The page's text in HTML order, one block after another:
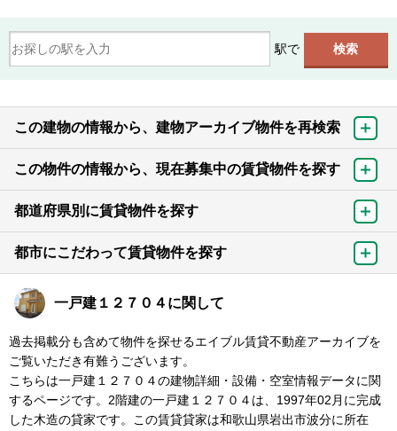
駅で
この建物の情報から、建物アーカイブ物件を再検索
この物件の情報から、現在募集中の賃貸物件を探す
都道府県別に賃貸物件を探す
都市にこだわって賃貸物件を探す
一戸建１２７０４に関して
過去掲載分も含めて物件を探せるエイブル賃貸不動産アーカイブを
ご覧いただき有難うございます。
こちらは一戸建１２７０４の建物詳細・設備・空室情報データに関
するページです。2階建の一戸建１２７０４は、1997年02月に完成
した木造の貸家です。この賃貸貸家は和歌山県岩出市波分に所在